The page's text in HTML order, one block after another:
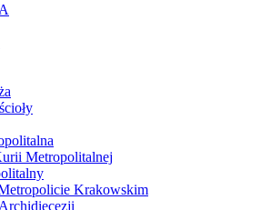
Metropolitalnej
Krakowskim